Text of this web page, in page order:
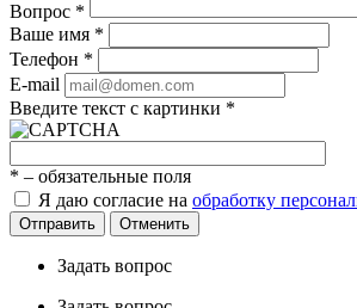
Вопрос *
Ваше имя *
Телефон *
E-mail
Введите текст с картинки *
* – обязательные поля
Я даю согласие на обработку
Отправить Отменить
Задать вопрос